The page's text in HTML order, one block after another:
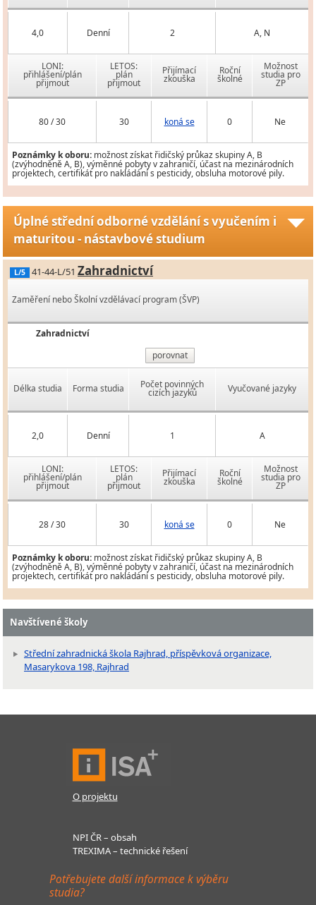
4,0 Denní 2 A, N
LONI:
přihlášení/plán
přijmout
LETOS:
plán
přijmout
Přijímací
zkouška
Roční
školné
Možnost
studia pro
ZP
80 / 30 30 koná se 0 Ne
Poznámky k oboru: možnost získat řidičský průkaz skupiny A, B
(zvýhodněně A, B), výměnné pobyty v zahraničí, účast na mezinárodních
projektech, certifikát pro nakládání s pesticidy, obsluha motorové pily.
Úplné střední odborné vzdělání s vyučením i
maturitou - nástavbové studium
L/5 41-44-L/51 Zahradnictví
Zaměření nebo Školní vzdělávací program (ŠVP)
Zahradnictví
porovnat
Délka studia Forma studia Počet povinných
cizích jazyků Vyučované jazyky
2,0 Denní 1 A
LONI:
přihlášení/plán
přijmout
LETOS:
plán
přijmout
Přijímací
zkouška
Roční
školné
Možnost
studia pro
ZP
28 / 30 30 koná se 0 Ne
Poznámky k oboru: možnost získat řidičský průkaz skupiny A, B
(zvýhodněně A, B), výměnné pobyty v zahraničí, účast na mezinárodních
projektech, certifikát pro nakládání s pesticidy, obsluha motorové pily.
Navštívené školy
Střední zahradnická škola Rajhrad, příspěvková organizace,
Masarykova 198, Rajhrad
O projektu
NPI ČR – obsah
TREXIMA – technické řešení
Potřebujete další informace k výběru
studia?